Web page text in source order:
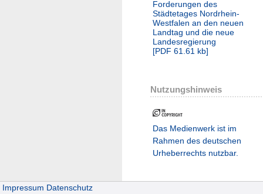
Forderungen des
Städtetages Nordrhein-
Westfalen an den neuen
Landtag und die neue
Landesregierung
[PDF 61.61 kb]
Nutzungshinweis
Das Medienwerk ist im
Rahmen des deutschen
Urheberrechts nutzbar.
Impressum Datenschutz